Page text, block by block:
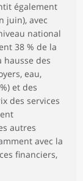
également
juin), avec
national
38 % de la
hausse des
eau,
et des
des services
autres
avec la
financiers,